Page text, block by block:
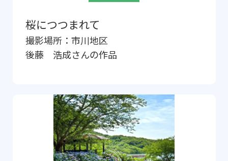
桜につつまれて
撮影場所： 市川地区
後藤 浩成さんの作品